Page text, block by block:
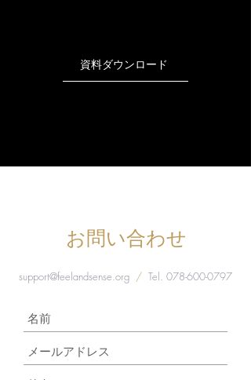
資料ダウンロード
​お問い合わせ
support@feelandsense.org / Tel. 078-600-0797